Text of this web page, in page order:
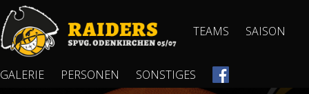
TEAMS SAISON
GALERIE PERSONEN SONSTIGES